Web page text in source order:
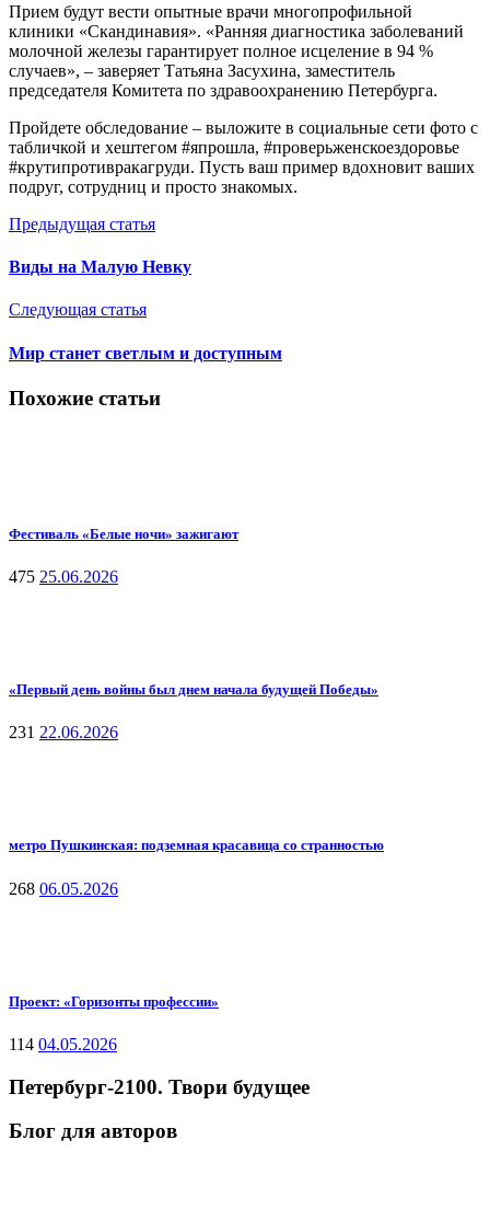
Прием будут вести опытные врачи многопрофильной
клиники «Скандинавия». «Ранняя диагностика заболеваний
молочной железы гарантирует полное исцеление в 94 %
случаев», – заверяет Татьяна Засухина, заместитель
председателя Комитета по здравоохранению Петербурга.
Пройдете обследование – выложите в социальные сети фото с
табличкой и хештегом #япрошла, #проверьженскоездоровье
#крутипротивракагруди. Пусть ваш пример вдохновит ваших
подруг, сотрудниц и просто знакомых.
Предыдущая статья
Виды на Малую Невку
Следующая статья
Мир станет светлым и доступным
Похожие статьи
Фестиваль «Белые ночи» зажигают
475 25.06.2026
«Первый день войны был днем начала будущей Победы»
231 22.06.2026
метро Пушкинская: подземная красавица со странностью
268 06.05.2026
Проект: «Горизонты профессии»
114 04.05.2026
Петербург-2100. Твори будущее
Блог для авторов